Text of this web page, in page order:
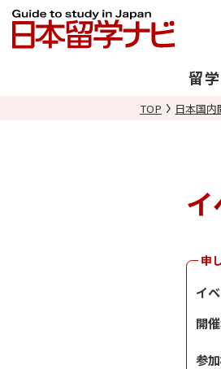
留
TOP 日本国内
申
イ
開
参